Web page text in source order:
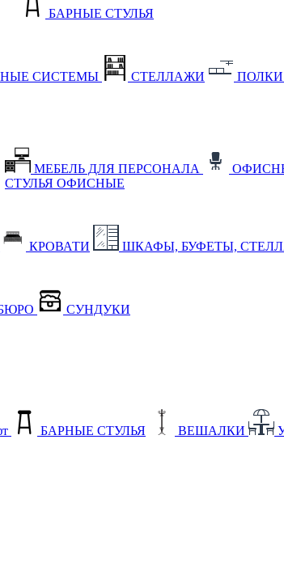
БАРНЫЕ СТУЛЬЯ
СИСТЕМЫ СТЕЛЛАЖИ ПОЛКИ
МЕБЕЛЬ ДЛЯ ПЕРСОНАЛА
СТУЛЬЯ ОФИСНЫЕ
КРОВАТИ ШКАФЫ, БУФЕТЫ,
СУНДУКИ
БАРНЫЕ СТУЛЬЯ ВЕШАЛКИ